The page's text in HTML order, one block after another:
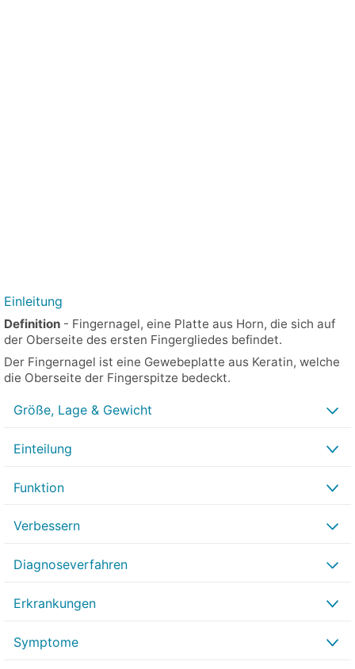
Einleitung
Definition - Fingernagel, eine Platte aus Horn, die sich auf
der Oberseite des ersten Fingergliedes befindet.
Der Fingernagel ist eine Gewebeplatte aus Keratin, welche
die Oberseite der Fingerspitze bedeckt.
Größe, Lage & Gewicht
Einteilung
Funktion
Verbessern
Diagnoseverfahren
Erkrankungen
Symptome